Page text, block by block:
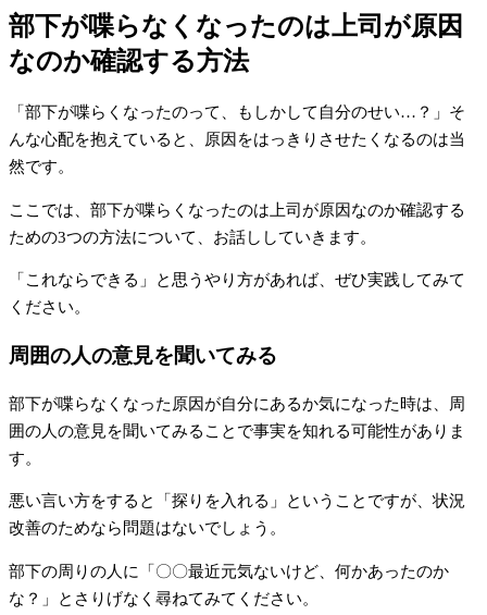
部下が喋らなくなったのは上司が原因
なのか確認する方法
「部下が喋らくなったのって、もしかして自分のせい…？」そ
んな心配を抱えていると、原因をはっきりさせたくなるのは当
然です。
ここでは、部下が喋らくなったのは上司が原因なのか確認する
ための3つの方法について、お話ししていきます。
「これならできる」と思うやり方があれば、ぜひ実践してみて
ください。
周囲の人の意見を聞いてみる
部下が喋らなくなった原因が自分にあるか気になった時は、周
囲の人の意見を聞いてみることで事実を知れる可能性がありま
す。
悪い言い方をすると「探りを入れる」ということですが、状況
改善のためなら問題はないでしょう。
部下の周りの人に「〇〇最近元気ないけど、何かあったのか
な？」とさりげなく尋ねてみてください。